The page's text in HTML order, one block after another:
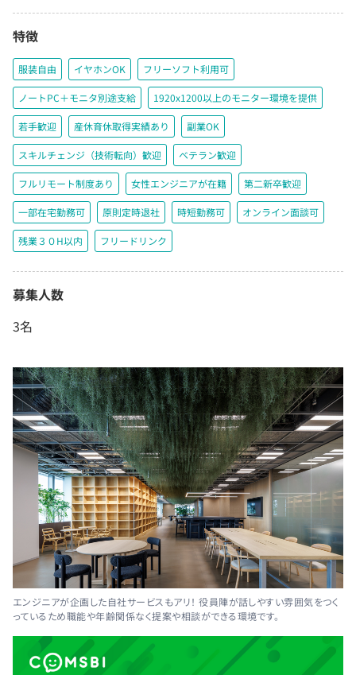
特徴
服装自由 イヤホンOK フリーソフト利用可
ノートPC＋モニタ別途支給 1920x1200以上のモニター環境を提供
若手歓迎 産休育休取得実績あり 副業OK
スキルチェンジ（技術転向）歓迎 ベテラン歓迎
フルリモート制度あり 女性エンジニアが在籍 第二新卒歓迎
一部在宅勤務可 原則定時退社 時短勤務可 オンライン面談可
残業３０H以内 フリードリンク
募集人数
3名
エンジニアが企画した自社サービスもアリ！ 役員陣が話しやすい雰囲気をつく
っているため職能や年齢関係なく提案や相談ができる環境です。